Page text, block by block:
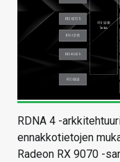
RDNA 4 -
ennakkotietojen
Radeon RX 9070 -